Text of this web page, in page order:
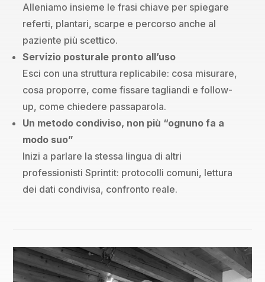
Alleniamo insieme le frasi chiave per spiegare
referti, plantari, scarpe e percorso anche al
paziente più scettico.
Servizio posturale pronto all’uso
Esci con una struttura replicabile: cosa misurare,
cosa proporre, come fissare tagliandi e follow-
up, come chiedere passaparola.
Un metodo condiviso, non più “ognuno fa a
modo suo”
Inizi a parlare la stessa lingua di altri
professionisti Sprintit: protocolli comuni, lettura
dei dati condivisa, confronto reale.